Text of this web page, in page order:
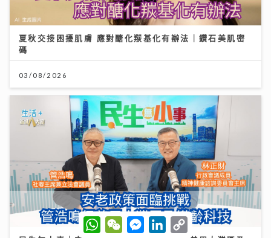
夏秋交接困擾肌膚 應對醣化羰基化有辦法｜鑽石美肌密
碼
03/08/2026
W
h
W
e
M
e
L
C